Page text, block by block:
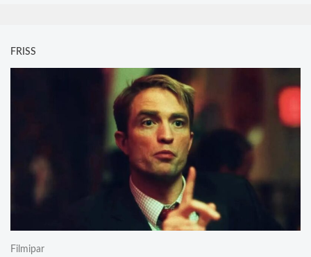
FRISS
Filmipar